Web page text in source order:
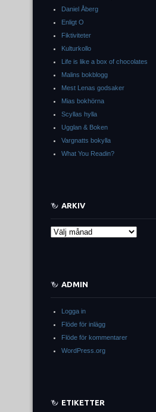
Daniel Åberg
Enligt O
Fiktiviteter
Kulturkollo
Life is like a box of chocolates
Malins bokblogg
Mest Lenas godsaker
Mias bokhörna
Scyllas hylla
Ugglan & Boken
Vargnatts bokylla
What You Readin?
ARKIV
Arkiv
ADMIN
Logga in
Flöde för inlägg
Flöde för kommentarer
WordPress.org
ETIKETTER